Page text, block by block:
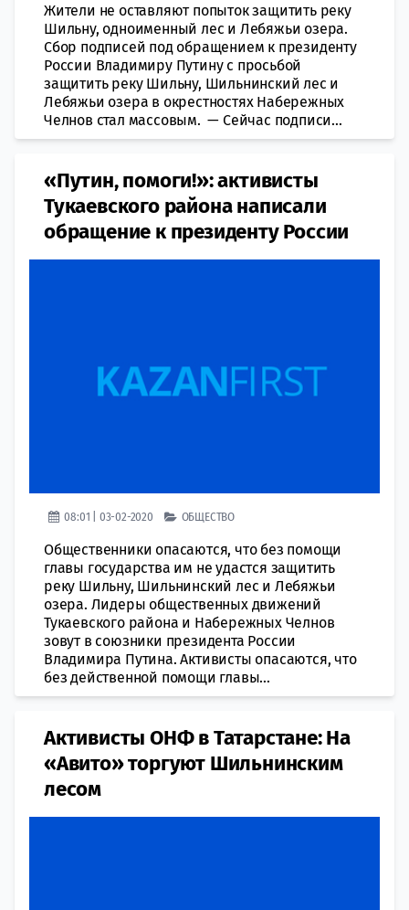
Жители не оставляют попыток защитить реку
Шильну, одноименный лес и Лебяжьи озера.
Сбор подписей под обращением к президенту
России Владимиру Путину с просьбой
защитить реку Шильну, Шильнинский лес и
Лебяжьи озера в окрестностях Набережных
Челнов стал массовым. — Сейчас подписи...
«Путин, помоги!»: активисты
Тукаевского района написали
обращение к президенту России
08:01 | 03-02-2020 ОБЩЕСТВО
Общественники опасаются, что без помощи
главы государства им не удастся защитить
реку Шильну, Шильнинский лес и Лебяжьи
озера. Лидеры общественных движений
Тукаевского района и Набережных Челнов
зовут в союзники президента России
Владимира Путина. Активисты опасаются, что
без действенной помощи главы...
Активисты ОНФ в Татарстане: На
«Авито» торгуют Шильнинским
лесом